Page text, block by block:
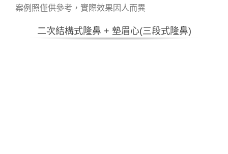
案例照僅供參考，實際效果因人而異
二次結構式隆鼻 + 墊眉心(三段式隆鼻)